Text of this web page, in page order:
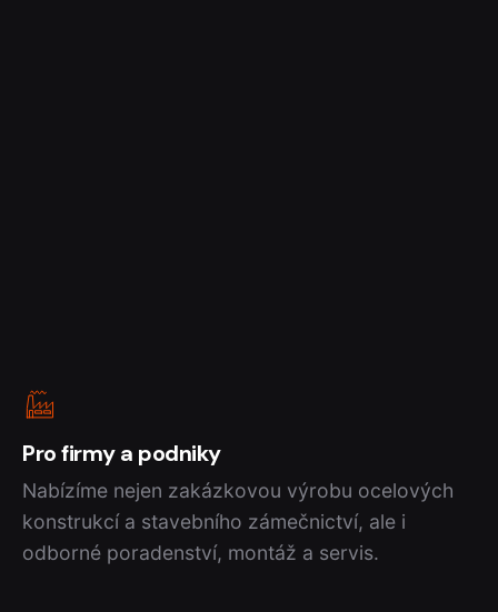
Pro firmy a podniky
Nabízíme nejen zakázkovou výrobu ocelových
konstrukcí a stavebního zámečnictví, ale i
odborné poradenství, montáž a servis.